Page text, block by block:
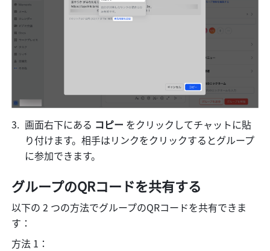
画面右下にある コピー をクリックしてチャットに貼
り付けます。相手はリンクをクリックするとグループ
に参加できます。
グループのQRコードを共有する
以下の 2 つの方法でグループのQRコードを共有できま
す：
方法 1：